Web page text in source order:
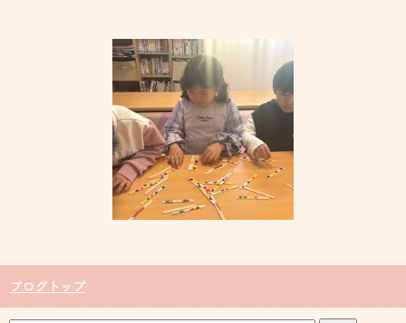
ブログトップ